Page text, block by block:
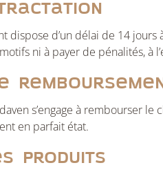
dispose d’un délai de 14
ni à payer de pénalités, à
s’engage à rembourser
en parfait état.
produits